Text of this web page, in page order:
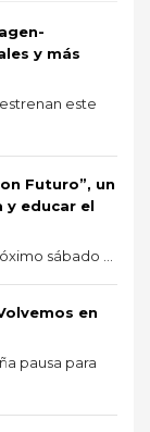
y más
este
Futuro”, un
y educar el
sábado ...
en
pausa para